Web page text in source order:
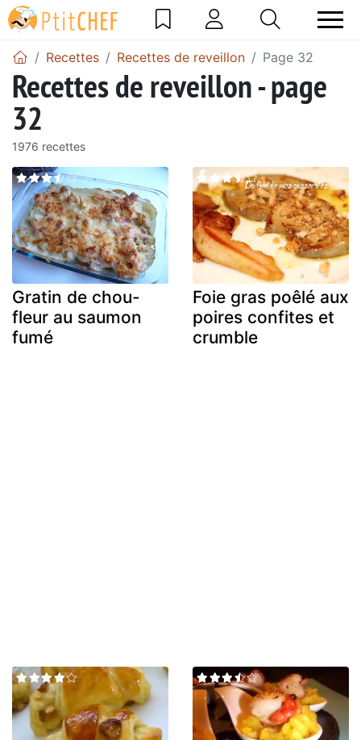
Recettes Recettes de reveillon Page 32
Recettes de reveillon - page
32
1976 recettes
Gratin de chou-
fleur au saumon
fumé
Foie gras poêlé aux
poires confites et
crumble